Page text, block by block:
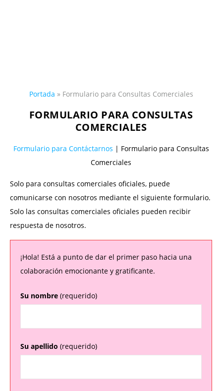
Portada » Formulario para Consultas Comerciales
FORMULARIO PARA CONSULTAS
COMERCIALES
Formulario para Contáctarnos | Formulario para Consultas
Comerciales
Solo para consultas comerciales oficiales, puede
comunicarse con nosotros mediante el siguiente formulario.
Solo las consultas comerciales oficiales pueden recibir
respuesta de nosotros.
¡Hola! Está a punto de dar el primer paso hacia una
colaboración emocionante y gratificante.
Su nombre (requerido)
Su apellido (requerido)